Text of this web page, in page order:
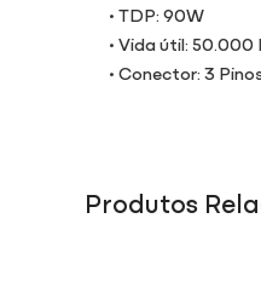
• TDP: 90W
• Vida útil: 50.000
• Conector: 3
Produtos